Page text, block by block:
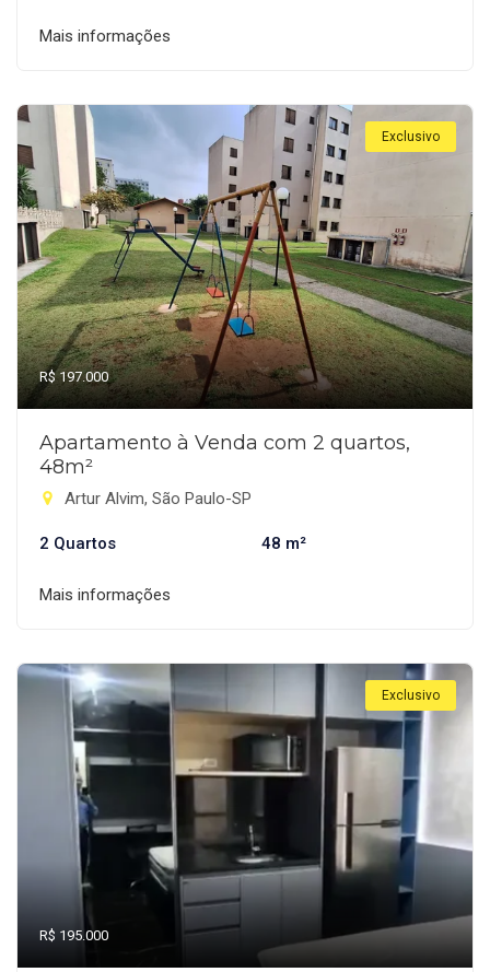
Mais informações
Exclusivo
R$ 197.000
Apartamento à Venda com 2 quartos,
48m²
Artur Alvim, São Paulo-SP
2 Quartos 48 m²
Mais informações
Exclusivo
R$ 195.000